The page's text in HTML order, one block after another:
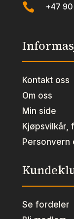
 +47 90
Kontakt oss
Om oss
Min side
Kjøpsvilkår,
Personvern
Se fordeler